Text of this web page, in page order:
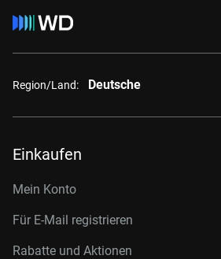
Region/Land: Deutsche
Einkaufen
Mein Konto
Für E-Mail registrieren
Rabatte und Aktionen